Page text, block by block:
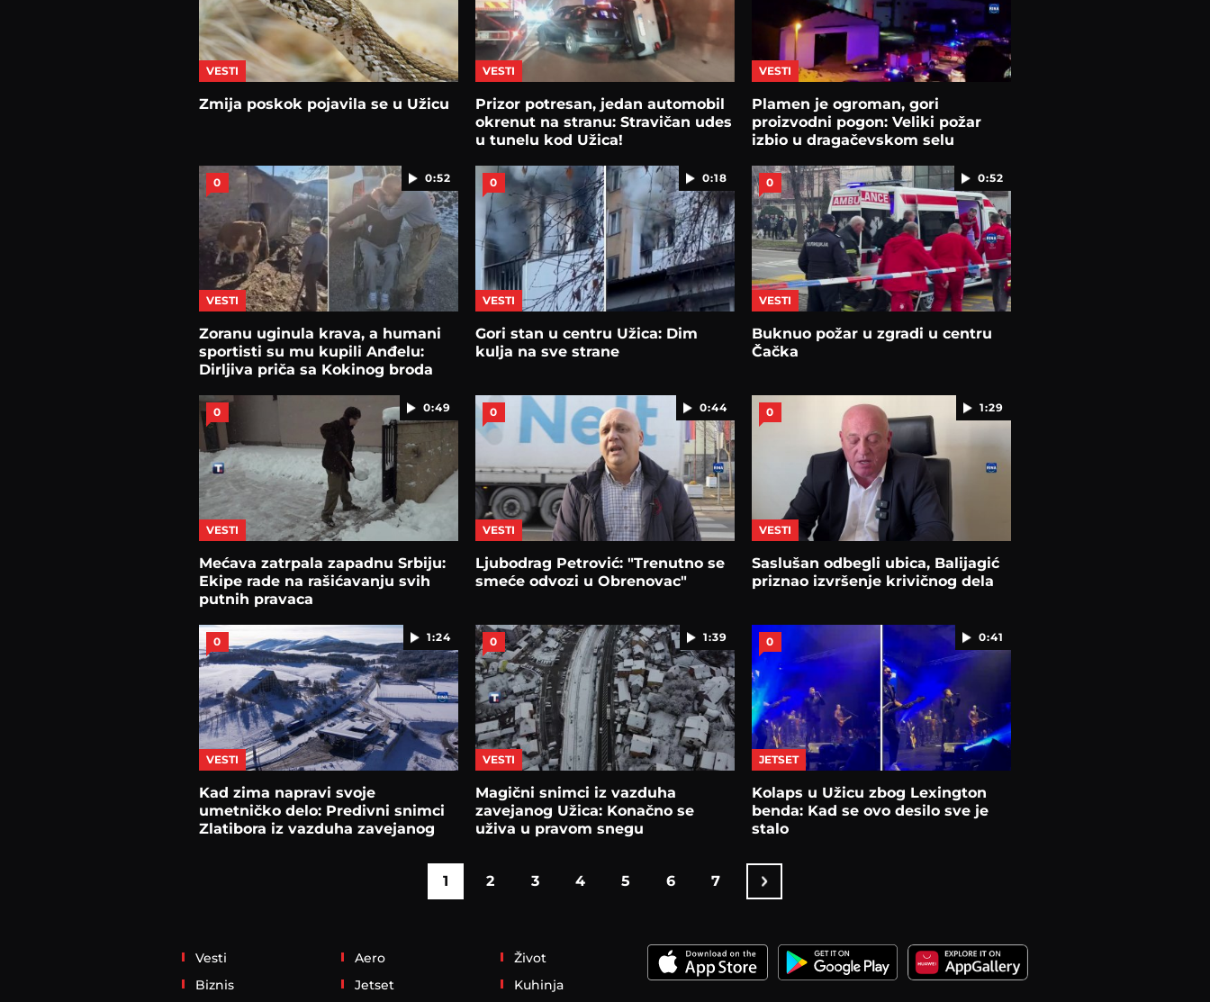
VESTI
Zmija poskok pojavila se u Užicu
VESTI
Prizor potresan, jedan automobil
okrenut na stranu: Stravičan udes
u tunelu kod Užica!
VESTI
Plamen je ogroman, gori
proizvodni pogon: Veliki požar
izbio u dragačevskom selu
0:52
0
VESTI
Zoranu uginula krava, a humani
sportisti su mu kupili Anđelu:
Dirljiva priča sa Kokinog broda
0:18
0
VESTI
Gori stan u centru Užica: Dim
kulja na sve strane
0:52
0
VESTI
Buknuo požar u zgradi u centru
Čačka
0:49
0
VESTI
Mećava zatrpala zapadnu Srbiju:
Ekipe rade na rašićavanju svih
putnih pravaca
0:44
0
VESTI
Ljubodrag Petrović: "Trenutno se
smeće odvozi u Obrenovac"
1:29
0
VESTI
Saslušan odbegli ubica, Balijagić
priznao izvršenje krivičnog dela
1:24
0
VESTI
Kad zima napravi svoje
umetničko delo: Predivni snimci
Zlatibora iz vazduha zavejanog
1:39
0
VESTI
Magični snimci iz vazduha
zavejanog Užica: Konačno se
uživa u pravom snegu
0:41
0
JETSET
Kolaps u Užicu zbog Lexington
benda: Kad se ovo desilo sve je
stalo
1 2 3 4 5 6 7
Vesti
Biznis
Aero
Jetset
Život
Kuhinja